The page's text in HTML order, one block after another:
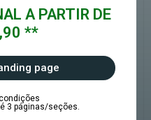
A PARTIR DE
**
page
3 páginas/seções.